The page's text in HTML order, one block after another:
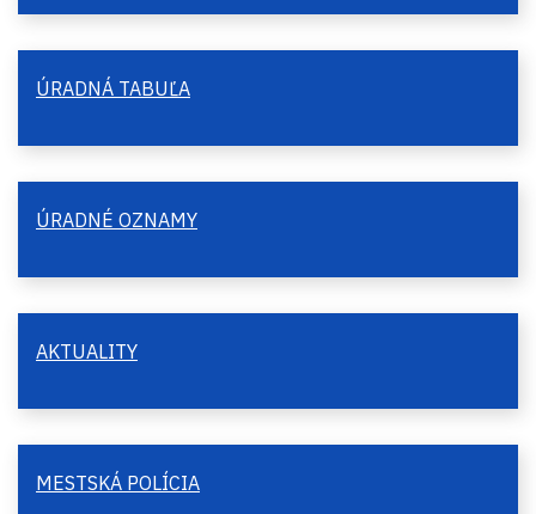
ÚRADNÁ TABUĽA
ÚRADNÉ OZNAMY
AKTUALITY
MESTSKÁ POLÍCIA